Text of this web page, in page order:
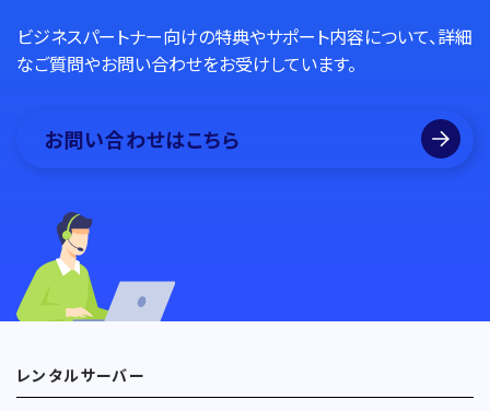
ビジネスパートナー向けの特典やサポート内容について、詳細
なご質問やお問い合わせをお受けしています。
お問い合わせはこちら
レンタルサーバー